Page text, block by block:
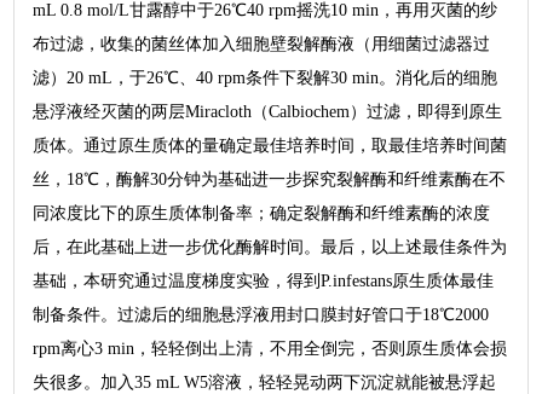
mL 0.8 mol/L甘露醇中于26℃40 rpm摇洗10 min，再用灭菌的纱
布过滤，收集的菌丝体加入细胞壁裂解酶液（用细菌过滤器过
滤）20 mL，于26℃、40 rpm条件下裂解30 min。消化后的细胞
悬浮液经灭菌的两层Miracloth（Calbiochem）过滤，即得到原生
质体。通过原生质体的量确定最佳培养时间，取最佳培养时间菌
丝，18℃，酶解30分钟为基础进一步探究裂解酶和纤维素酶在不
同浓度比下的原生质体制备率；确定裂解酶和纤维素酶的浓度
后，在此基础上进一步优化酶解时间。最后，以上述最佳条件为
基础，本研究通过温度梯度实验，得到P.infestans原生质体最佳
制备条件。过滤后的细胞悬浮液用封口膜封好管口于18℃2000
rpm离心3 min，轻轻倒出上清，不用全倒完，否则原生质体会损
失很多。加入35 mL W5溶液，轻轻晃动两下沉淀就能被悬浮起